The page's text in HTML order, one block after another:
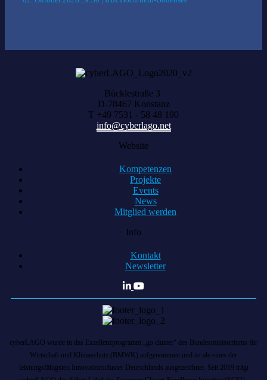
Bücklestraße 3
D-78467 Konstanz
T +49 7531 - 58 48 190
info@cyberlago.net
Website
Kompetenzen
Projekte
Events
News
Mitglied werden
Info
Kontakt
Newsletter
cyberLAGO wurde in das Exzellenzprogramm „go cluster“ des Bundesministeriums für
Wirtschaft und Klimaschutz (BMWK) aufgenommen und ist als eines der
leistungsfähigsten Innovationscluster Deutschlands ausgezeichnet. Seit 2019 trägt